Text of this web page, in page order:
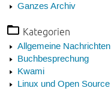
Ganzes Archiv
Kategorien
Allgemeine Nachrichten
Buchbesprechung
Kwami
Linux und Open Source